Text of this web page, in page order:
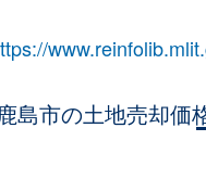
島 徒歩28分
鹿島 徒歩21分
島市の土地売却価